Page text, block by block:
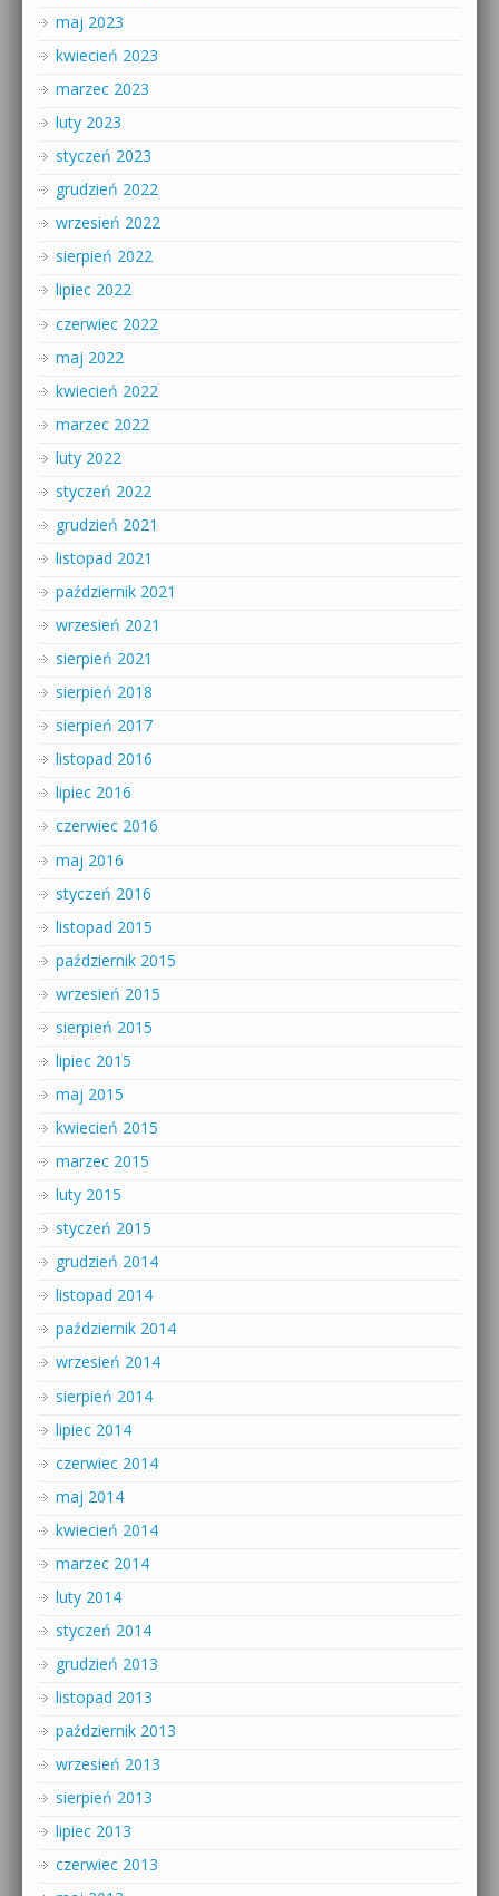
maj 2023
kwiecień 2023
marzec 2023
luty 2023
styczeń 2023
grudzień 2022
wrzesień 2022
sierpień 2022
lipiec 2022
czerwiec 2022
maj 2022
kwiecień 2022
marzec 2022
luty 2022
styczeń 2022
grudzień 2021
listopad 2021
październik 2021
wrzesień 2021
sierpień 2021
sierpień 2018
sierpień 2017
listopad 2016
lipiec 2016
czerwiec 2016
maj 2016
styczeń 2016
listopad 2015
październik 2015
wrzesień 2015
sierpień 2015
lipiec 2015
maj 2015
kwiecień 2015
marzec 2015
luty 2015
styczeń 2015
grudzień 2014
listopad 2014
październik 2014
wrzesień 2014
sierpień 2014
lipiec 2014
czerwiec 2014
maj 2014
kwiecień 2014
marzec 2014
luty 2014
styczeń 2014
grudzień 2013
listopad 2013
październik 2013
wrzesień 2013
sierpień 2013
lipiec 2013
czerwiec 2013